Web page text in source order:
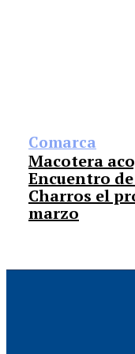
Comarca
Macotera
Encuentro
Charros el
marzo